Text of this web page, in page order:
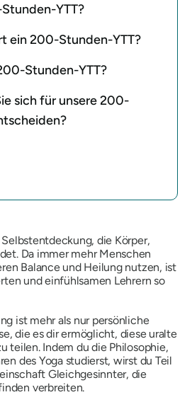
YTT?
ein 200-Stunden-YTT?
Stunden-YTT?
sich für unsere 200-
die Körper,
Da immer mehr Menschen
Balance und Heilung nutzen, ist
und einfühlsamen Lehrern so
ist mehr als nur persönliche
die es dir ermöglicht, diese uralte
teilen. Indem du die Philosophie,
des Yoga studierst, wirst du Teil
Gleichgesinnter, die
verbreiten.